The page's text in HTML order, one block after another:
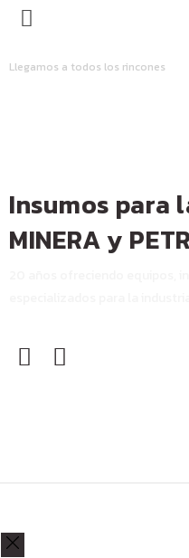
Llegamos a todos los rincones
Insumos para
MINERA y